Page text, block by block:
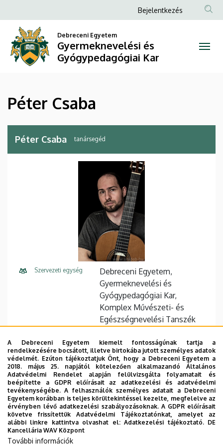
Csaba
Gyermeknevelési
Gyógypedagógiai
Kar
a
tartalomra
Anonim
fiók
menüje
Bejelentkezés
Debreceni Egyetem
Gyermeknevelési és
Gyógypedagógiai Kar
Péter Csaba
Péter Csaba tanársegéd
Szervezeti egység
Debreceni Egyetem,
Gyermeknevelési és
Gyógypedagógiai Kar,
Komplex Művészeti- és
Egészségnevelési Tanszék
+36 52 560 010
E-mail cím peter.csaba@ped.unideb.hu
Cím
4220 Hajdúböszörmény
Désány István utca 1-9
Épület GYGYK Főépület
Emelet, ajtó
A Debreceni Egyetem kiemelt fontosságúnak tartja a
rendelkezésére bocsátott, illetve birtokába jutott személyes adatok
védelmét. Ezúton tájékoztatjuk Önt, hogy a Debreceni Egyetem a
2018. május 25. napjától kötelezően alkalmazandó Általános
Adatvédelmi Rendelet alapján felülvizsgálta folyamatait és
beépítette a GDPR előírásait az adatkezelési és adatvédelmi
tevékenységébe. A felhasználók személyes adatait a Debreceni
Egyetem korábban is teljes körültekintéssel kezelte, megfelelve az
érvényben lévő adatkezelési szabályozásoknak. A GDPR előírásait
követve frissítettük Adatvédelmi Tájékoztatónkat, amelyet az
alábbi linkre kattintva olvashat el:Adatkezelési tájékoztató. DE
Kancellária WAV Központ
További információk